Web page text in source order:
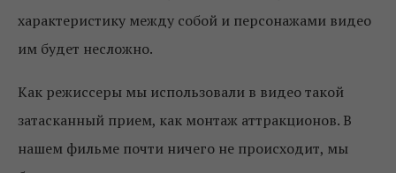
характеристику между собой и персонажами видео
им будет несложно.
Как режиссеры мы использовали в видео такой
затасканный прием, как монтаж аттракционов. В
нашем фильме почти ничего не происходит, мы